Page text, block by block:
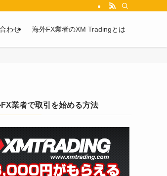
ックアップしています。
わせ 海外FX業者のXM Tradingとは
業者で取引を始める方法